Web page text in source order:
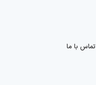
تماس با ما